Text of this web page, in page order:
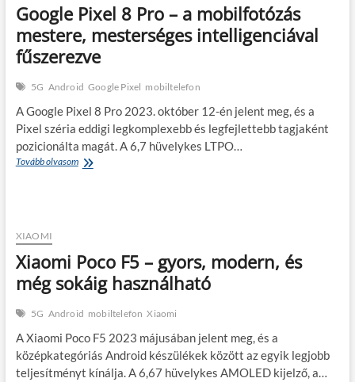
keresők
Google Pixel 8 Pro – a mobilfotózás
mestere, mesterséges intelligenciával
fűszerezve
5G Android Google Pixel mobiltelefon
A Google Pixel 8 Pro 2023. október 12-én jelent meg, és a
Pixel széria eddigi legkomplexebb és legfejlettebb tagjaként
pozicionálta magát. A 6,7 hüvelykes LTPO…
Tovább olvasomGoogle
mestere,
mesterséges
intelligenciával
XIAOMI
Xiaomi Poco F5 – gyors, modern, és
még sokáig használható
5G Android mobiltelefon Xiaomi
A Xiaomi Poco F5 2023 májusában jelent meg, és a
középkategóriás Android készülékek között az egyik legjobb
teljesítményt kínálja. A 6,67 hüvelykes AMOLED kijelző, a…